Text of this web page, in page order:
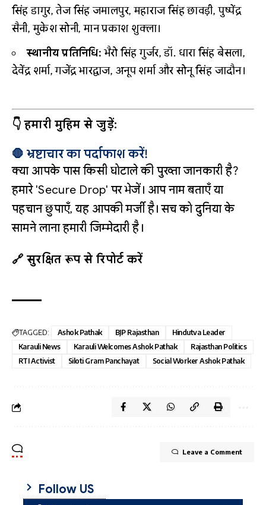
सिंह डागुर, तेज सिंह जमालपुर, महाराज सिंह छावड़ी, पुष्पेंद्र
सैनी, मुकेश सोनी, मान प्रकाश शुक्ला।
स्थानीय प्रतिनिधि: भैरो सिंह गुर्जर, डॉ. धारा सिंह बेसला,
देवेंद्र शर्मा, गजेंद्र भारद्वाज, अनूप शर्मा और सोनू सिंह जादौन।
👇 हमारी मुहिम से जुड़ें:
🛑 भ्रष्टाचार का पर्दाफाश करें!
क्या आपके पास किसी घोटाले की पुख्ता जानकारी है?
हमारे 'Secure Drop' पर भेजें। आप नाम बताएँ या
पहचान छुपाएँ, यह आपकी मर्जी है। सच को दुनिया के
सामने लाना हमारी जिम्मेदारी है।
🔗 सुरक्षित रूप से रिपोर्ट करें
TAGGED: Ashok Pathak BJP Rajasthan
Hindutva Leader
Karauli News
Karauli Welcomes Ashok Pathak
Rajasthan Politics
RTI Activist
Siloti Gram Panchayat Social Worker Ashok Pathak
Leave a Comment
Follow US